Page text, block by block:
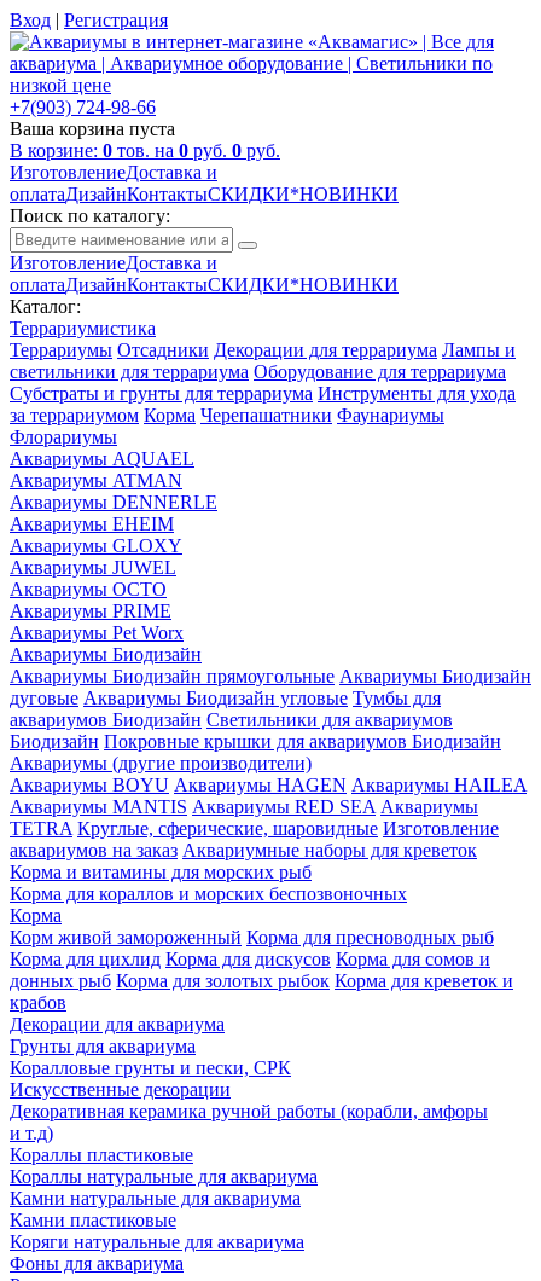
Вход | Регистрация
+7(903) 724-98-66
Ваша корзина пуста
В корзине: 0 тов. на 0 руб. 0 руб.
ИзготовлениеДоставка и
оплатаДизайнКонтактыСКИДКИ*НОВИНКИ
Поиск по каталогу:
ИзготовлениеДоставка и
оплатаДизайнКонтактыСКИДКИ*НОВИНКИ
Каталог:
Террариумистика
Террариумы Отсадники Декорации для террариума Лампы и
светильники для террариума Оборудование для террариума
Субстраты и грунты для террариума Инструменты для ухода
за террариумом Корма Черепашатники Фаунариумы
Флорариумы
Аквариумы AQUAEL
Аквариумы ATMAN
Аквариумы DENNERLE
Аквариумы EHEIM
Аквариумы GLOXY
Аквариумы JUWEL
Аквариумы OCTO
Аквариумы PRIME
Аквариумы Pet Worx
Аквариумы Биодизайн
Аквариумы Биодизайн прямоугольные Аквариумы Биодизайн
дуговые Аквариумы Биодизайн угловые Тумбы для
аквариумов Биодизайн Светильники для аквариумов
Биодизайн Покровные крышки для аквариумов Биодизайн
Аквариумы (другие производители)
Аквариумы BOYU Аквариумы HAGEN Аквариумы HAILEA
Аквариумы MANTIS Аквариумы RED SEA Аквариумы
TETRA Круглые, сферические, шаровидные Изготовление
аквариумов на заказ Аквариумные наборы для креветок
Корма и витамины для морских рыб
Корма для кораллов и морских беспозвоночных
Корма
Корм живой замороженный Корма для пресноводных рыб
Корма для цихлид Корма для дискусов Корма для сомов и
донных рыб Корма для золотых рыбок Корма для креветок и
крабов
Декорации для аквариума
Грунты для аквариума
Коралловые грунты и пески, СРК
Искусственные декорации
Декоративная керамика ручной работы (корабли, амфоры
и т.д)
Кораллы пластиковые
Кораллы натуральные для аквариума
Камни натуральные для аквариума
Камни пластиковые
Коряги натуральные для аквариума
Фоны для аквариума